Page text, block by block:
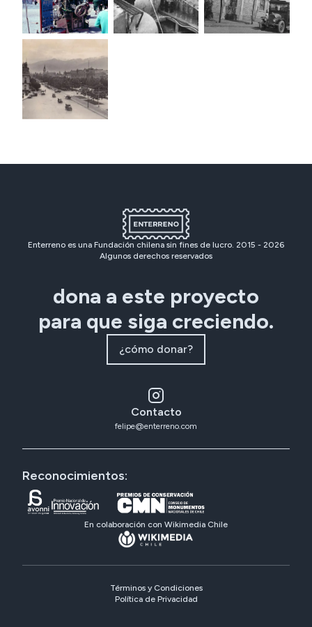
Enterreno es una Fundación chilena sin fines de lucro. 2015 - 2026
Algunos derechos reservados
dona a este proyecto
para que siga creciendo.
¿cómo donar?
Contacto
felipe@enterreno.com
Reconocimientos:
En colaboración con Wikimedia Chile
Términos y Condiciones
Política de Privacidad